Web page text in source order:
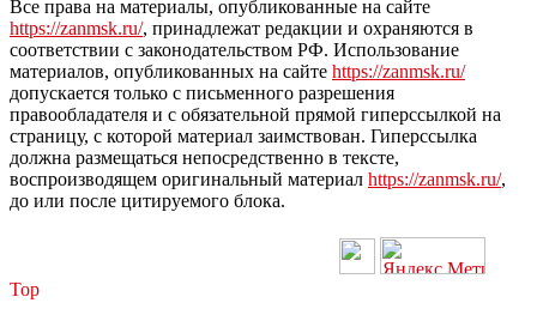
Все права на материалы, опубликованные на сайте
https://zanmsk.ru/, принадлежат редакции и охраняются в
соответствии с законодательством РФ. Использование
материалов, опубликованных на сайте https://zanmsk.ru/
допускается только с письменного разрешения
правообладателя и с обязательной прямой гиперссылкой на
страницу, с которой материал заимствован. Гиперссылка
должна размещаться непосредственно в тексте,
воспроизводящем оригинальный материал https://zanmsk.ru/,
до или после цитируемого блока.
Top